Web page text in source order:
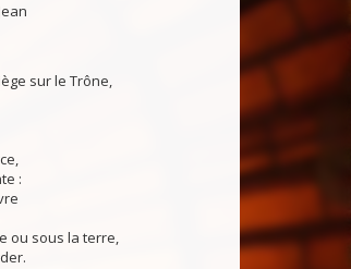
sur le Trône,
:
ou sous la terre,